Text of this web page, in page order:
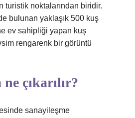
turistik noktalarından biridir.
bulunan yaklaşık 500 kuş
ev sahipliği yapan kuş
rengarenk bir görüntü
çıkarılır?
sanayileşme